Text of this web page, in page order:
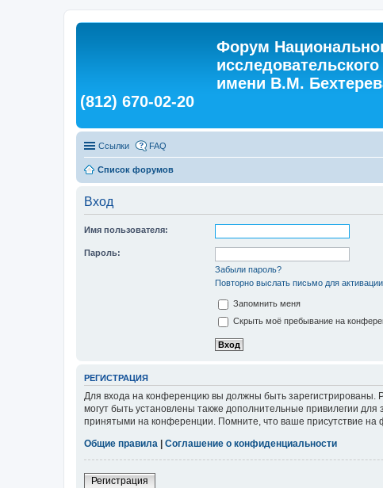
Форум
имени В.М.
(812) 670-02-20
Ссылки FAQ
Список форумов
Вход
Имя пользователя:
Пароль:
Забыли пароль?
Повторно выслать письмо для
Запомнить меня
Скрыть моё пребывание на
РЕГИСТРАЦИЯ
Для входа на конференцию вы должны быть зарегистрированы.
могут быть установлены также дополнительные привилегии
принятыми на конференции. Помните, что ваше присутствие на
Общие правила
Соглашение о конфиденциальности
Регистрация